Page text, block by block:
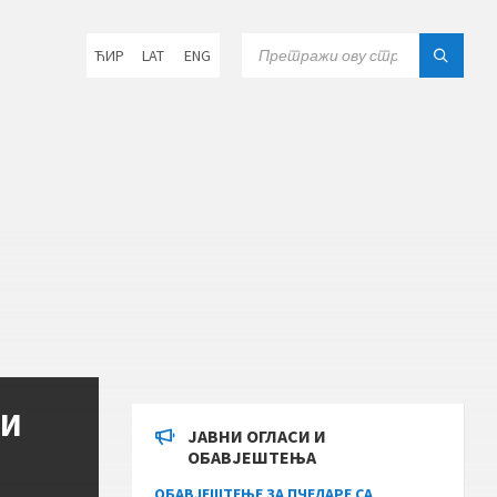
language:
ЋИР LAT ENG
ЈАВНИ ОГЛАСИ И
ОБАВЈЕШТЕЊА